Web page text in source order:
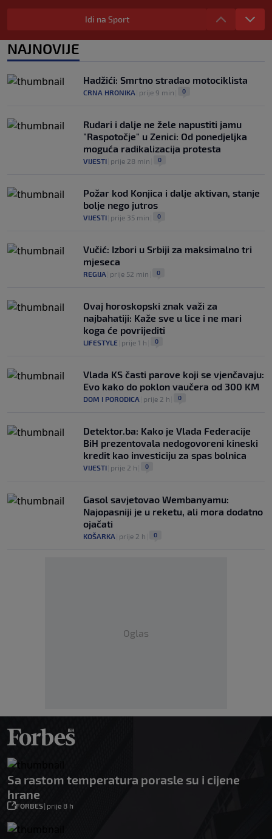
Deco iz sjene preokrenuo posao: Rodri
bio bliži Real Madridu, a sada je na
0
Reprezentativac Argentine stigao iz
Atlético Madrida
prije 2 h | 0
Idi na Sport
NAJNOVIJE
Hadžići: Smrtno stradao motociklista
CRNA HRONIKA prije 9 min 0
Rudari i dalje ne žele napustiti jamu
"Raspotočje" u Zenici: Od ponedjeljka
moguća radikalizacija protesta
VIJESTI prije 28 min 0
Požar kod Konjica i dalje aktivan, stanje
bolje nego jutros
VIJESTI prije 35 min 0
Vučić: Izbori u Srbiji za maksimalno tri
mjeseca
REGIJA prije 52 min 0
Ovaj horoskopski znak važi za
najbahatiji: Kaže sve u lice i ne mari
koga će povrijediti
LIFESTYLE prije 1 h 0
Vlada KS časti parove koji se vjenčavaju:
Evo kako do poklon vaučera od 300 KM
DOM I PORODICA prije 2 h 0
Detektor.ba: Kako je Vlada Federacije
BiH prezentovala nedogovoreni kineski
kredit kao investiciju za spas bolnica
VIJESTI prije 2 h 0
Gasol savjetovao Wembanyamu:
Najopasniji je u reketu, ali mora dodatno
ojačati
KOŠARKA prije 2 h 0
Oglas
Sa rastom temperatura porasle su i cijene
hrane
FORBES| prije 8 h